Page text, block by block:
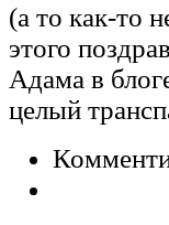
(а то как-то
этого
Адама в
целый